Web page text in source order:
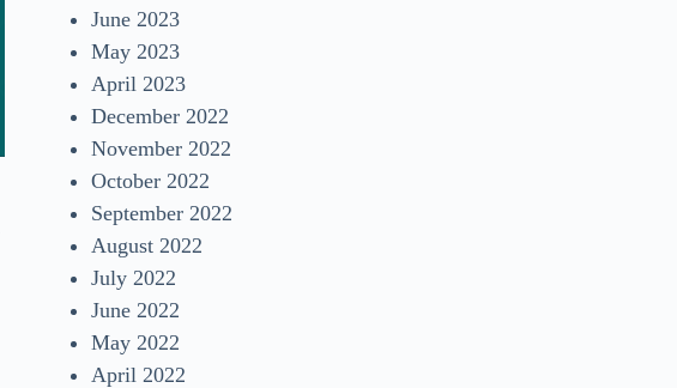
June 2023
May 2023
April 2023
December 2022
November 2022
October 2022
September 2022
August 2022
July 2022
June 2022
May 2022
April 2022